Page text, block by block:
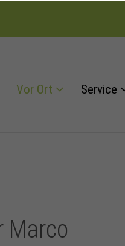
Vor Ort Service
Marco